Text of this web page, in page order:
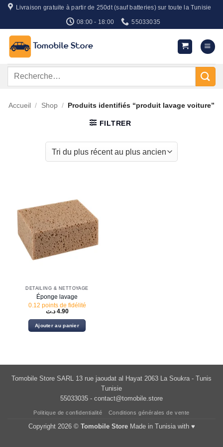
Passer
contenu
Livraison gratuite à partir de 250dt (sauf batteries) sur toute la Tunisie
08:00 - 18:00 55033035
Recherche
Accueil / Shop / Produits identifiés “produit lavage voiture”
FILTRER
DETAILING & NETTOYAGE
Éponge lavage
0.12 points de fidélité
4.90 د.ت
Ajouter au panier
Tomobile Store SARL 13 rue jaoudat al Hayat 2063 La Soukra - Tunis
Tunisie
55033035 - contact@tomobile.store
Politique de confidentialité Conditions générales de vente
Copyright 2026 © Tomobile StoreMade in Tunisia with ♥